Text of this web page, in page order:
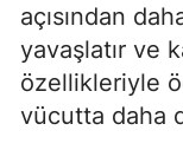
açısından
yavaşlatır ve
özellikleriyle
vücutta daha